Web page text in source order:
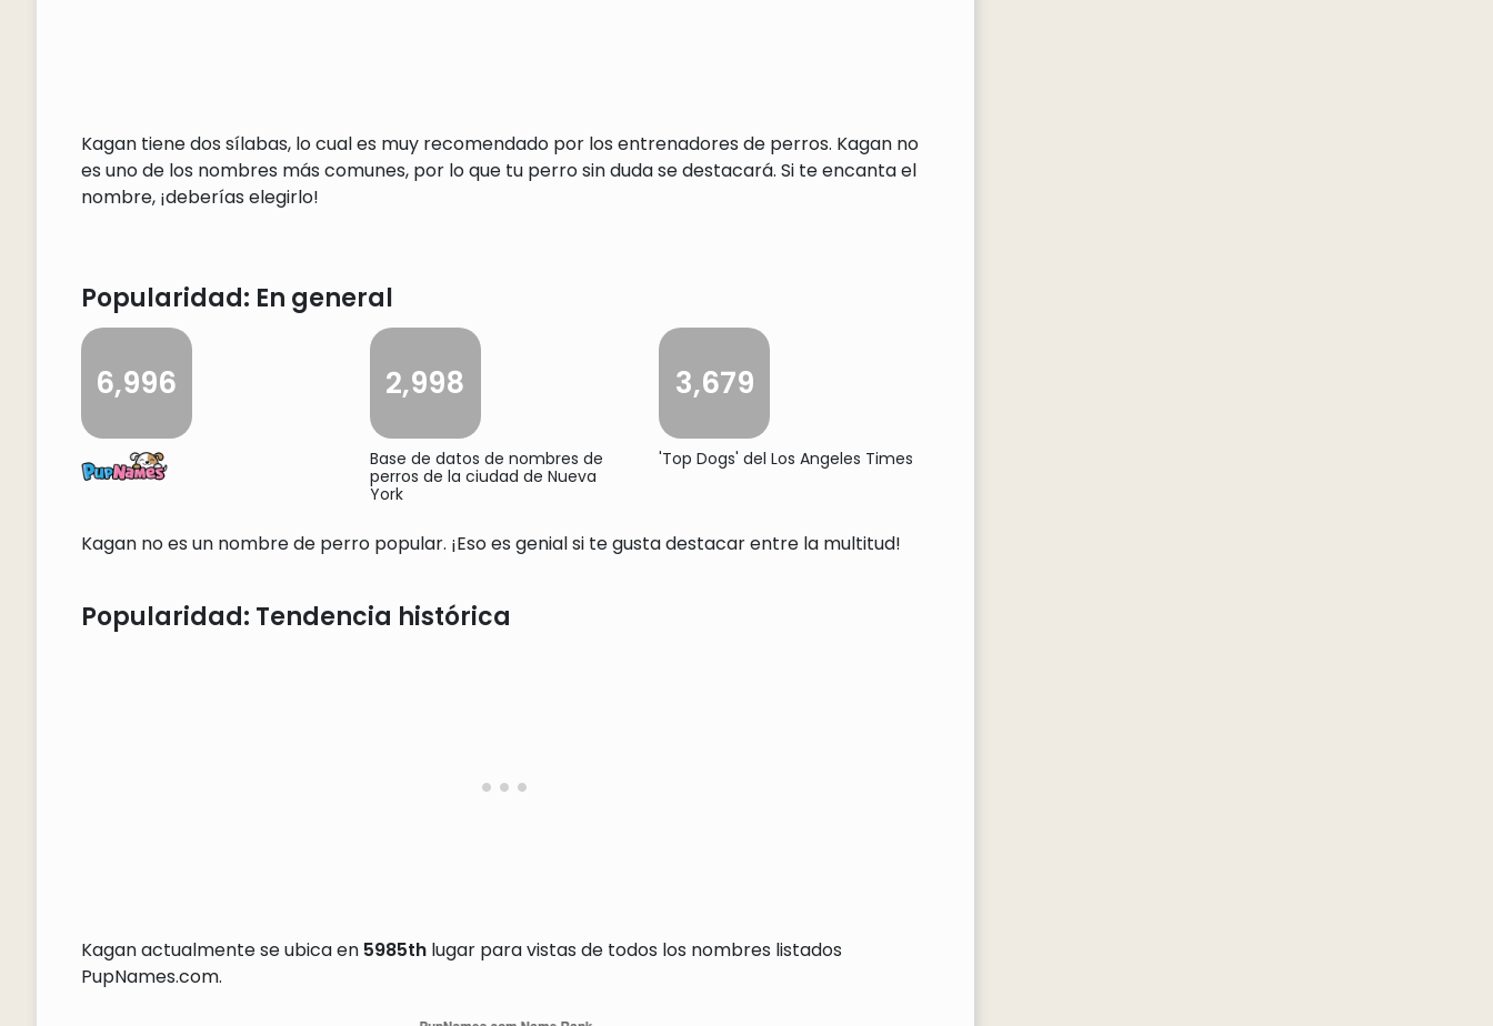
Kagan tiene dos sílabas, lo cual es muy recomendado por los entrenadores de perros. Kagan no
es uno de los nombres más comunes, por lo que tu perro sin duda se destacará. Si te encanta el
nombre, ¡deberías elegirlo!
Popularidad: En general
6,996 2,998
Base de datos de nombres de
perros de la ciudad de Nueva
York
3,679
'Top Dogs' del Los Angeles Times
Kagan no es un nombre de perro popular. ¡Eso es genial si te gusta destacar entre la multitud!
Popularidad: Tendencia histórica
Kagan actualmente se ubica en 5985thlugar para vistas de todos los nombres listados
PupNames.com.